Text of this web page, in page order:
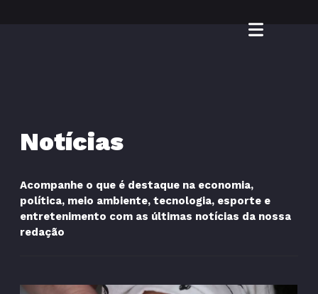
Notícias
Acompanhe o que é destaque na economia,
política, meio ambiente, tecnologia, esporte e
entretenimento com as últimas notícias da nossa
redação